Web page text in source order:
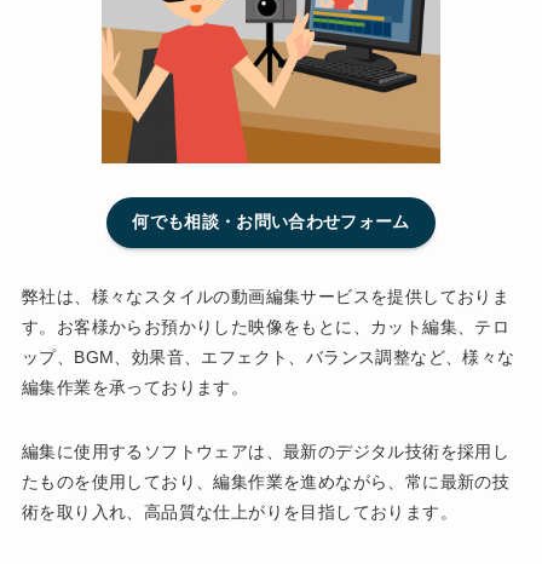
何でも相談・お問い合わせフォーム
弊社は、様々なスタイルの動画編集サービスを提供しておりま
す。お客様からお預かりした映像をもとに、カット編集、テロ
ップ、BGM、効果音、エフェクト、バランス調整など、様々な
編集作業を承っております。
編集に使用するソフトウェアは、最新のデジタル技術を採用し
たものを使用しており、編集作業を進めながら、常に最新の技
術を取り入れ、高品質な仕上がりを目指しております。